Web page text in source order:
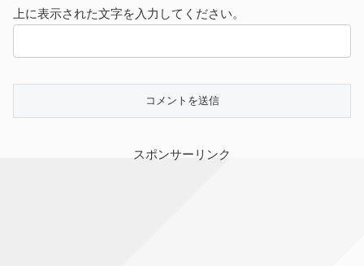
上に表示された文字を入力してください。
スポンサーリンク